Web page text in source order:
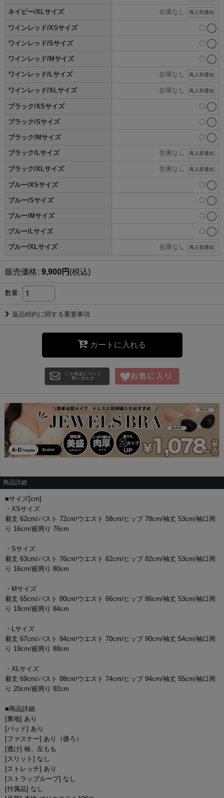
ネイビー/XLサイズ 在庫なし 再入荷通知
ワインレッド/XSサイズ 〇
ワインレッド/Sサイズ 〇
ワインレッド/Mサイズ 〇
ワインレッド/Lサイズ 在庫なし 再入荷通知
ワインレッド/XLサイズ 在庫なし 再入荷通知
ブラック/XSサイズ 〇
ブラック/Sサイズ 〇
ブラック/Mサイズ 〇
ブラック/Lサイズ 在庫なし 再入荷通知
ブラック/XLサイズ 在庫なし 再入荷通知
ブルー/XSサイズ 〇
ブルー/Sサイズ 〇
ブルー/Mサイズ 〇
ブルー/Lサイズ 〇
ブルー/XLサイズ 在庫なし 再入荷通知
販売価格: 9,900円 (税込)
数量:
返品特約に関する重要事項
カートに入れる
商品詳細
■サイズ[cm]
・XSサイズ
着丈 62cm/バスト 72cm/ウエスト 58cm/ヒップ 78cm/袖丈 53cm/袖口周
り 16cm/裾周り 76cm
・Sサイズ
着丈 63cm/バスト 76cm/ウエスト 62cm/ヒップ 82cm/袖丈 53cm/袖口周
り 16cm/裾周り 80cm
・Mサイズ
着丈 65cm/バスト 80cm/ウエスト 66cm/ヒップ 86cm/袖丈 53cm/袖口周
り 18cm/裾周り 84cm
・Lサイズ
着丈 67cm/バスト 84cm/ウエスト 70cm/ヒップ 90cm/袖丈 54cm/袖口周
り 19cm/裾周り 88cm
・XLサイズ
着丈 69cm/バスト 88cm/ウエスト 74cm/ヒップ 94cm/袖丈 55cm/袖口周
り 20cm/裾周り 92cm
■商品詳細
[裏地] あり
[パッド] あり
[ファスナー] あり（後ろ）
[透け] 袖、左もも
[スリット] なし
[ストレッチ] あり
[ストラップループ] なし
[付属品] なし